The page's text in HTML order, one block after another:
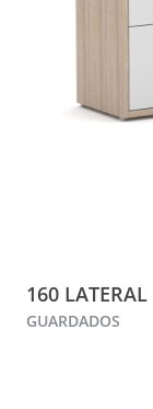
160 LATERAL
GUARDADOS